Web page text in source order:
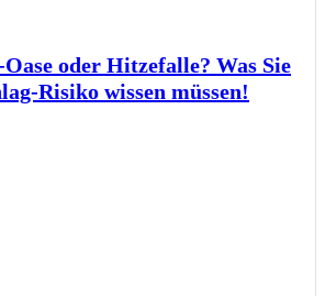
oder Hitzefalle? Was Sie
Risiko wissen müssen!